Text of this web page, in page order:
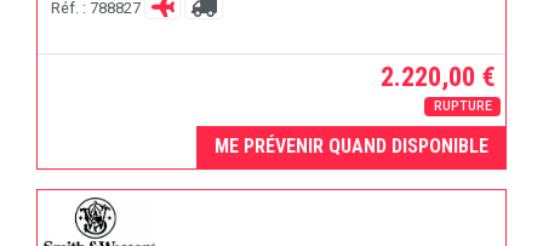
Réf. : 788827
2.220,00 €
RUPTURE
ME PRÉVENIR QUAND DISPONIBLE